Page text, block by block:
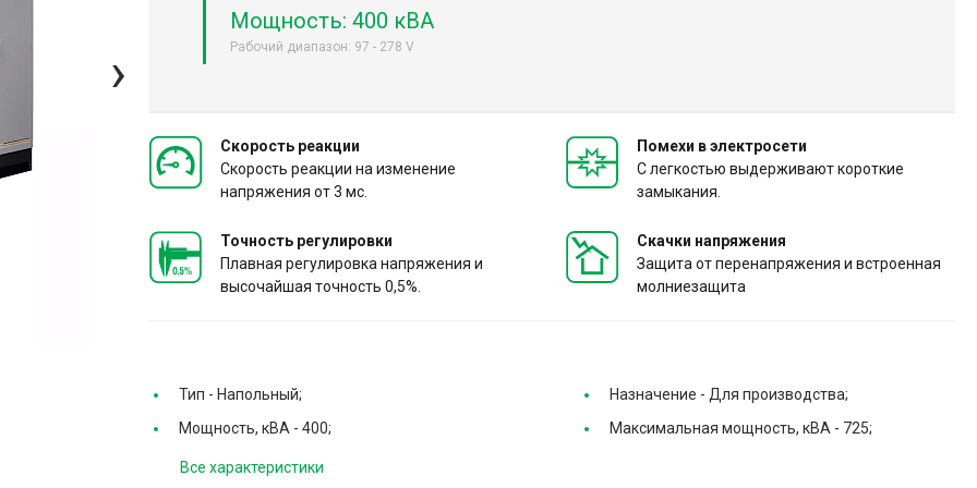
›
Мощность: 400 кВА
Рабочий диапазон: 97 - 278 V
Скорость реакции
Скорость реакции на изменение
напряжения от 3 мс.
Помехи в электросети
С легкостью выдерживают короткие
замыкания.
Точность регулировки
Плавная регулировка напряжения и
высочайшая точность 0,5%.
Скачки напряжения
Защита от перенапряжения и встроенная
молниезащита
Тип - Напольный; Назначение - Для производства;
Мощность, кВА -400; Максимальная мощность, кВА - 725;
Все характеристики